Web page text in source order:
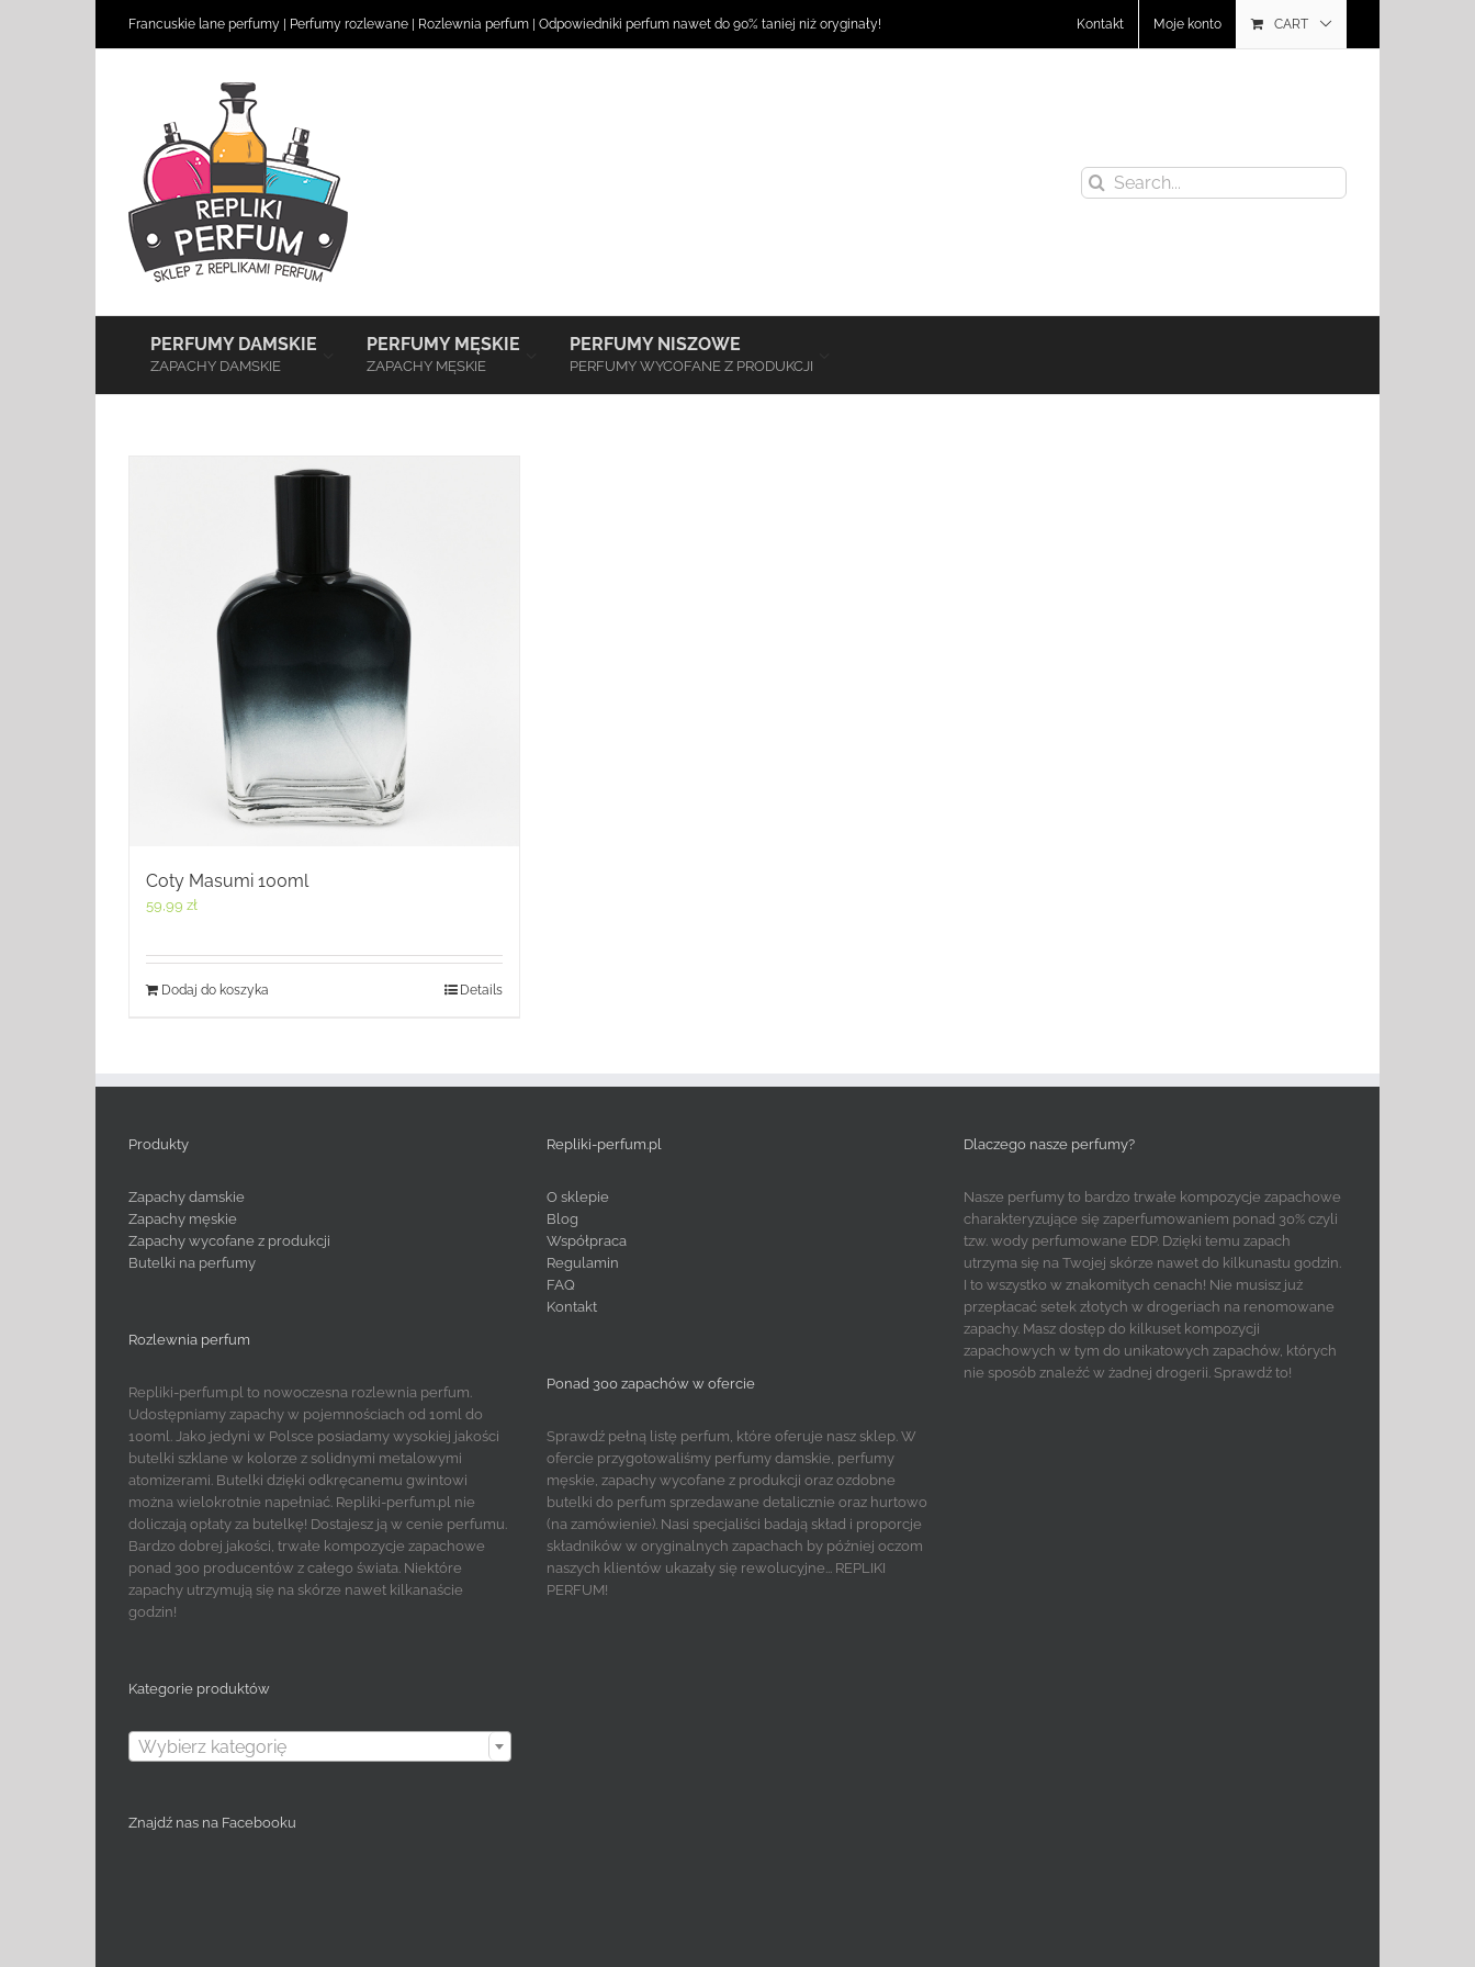
Francuskie lane perfumy Perfumy rozlewane Rozlewnia perfum Odpowiedniki perfum nawet do 90% taniej niż oryginały! Kontakt Moje konto CART
Search
for:
PERFUMY DAMSKIE
ZAPACHY DAMSKIE
PERFUMY MĘSKIE
ZAPACHY MĘSKIE
PERFUMY NISZOWE
PERFUMY WYCOFANE Z PRODUKCJI
Coty Masumi 100ml
59,99 zł
Dodaj do koszyka Details
Produkty
Zapachy damskie
Zapachy męskie
Zapachy wycofane z produkcji
Butelki na perfumy
Rozlewnia perfum
Repliki-perfum.pl to nowoczesna rozlewnia perfum.
Udostępniamy zapachy w pojemnościach od 10ml do
100ml. Jako jedyni w Polsce posiadamy wysokiej jakości
butelki szklane w kolorze z solidnymi metalowymi
atomizerami. Butelki dzięki odkręcanemu gwintowi
można wielokrotnie napełniać. Repliki-perfum.pl nie
doliczają opłaty za butelkę! Dostajesz ją w cenie perfumu.
Bardzo dobrej jakości, trwałe kompozycje zapachowe
ponad 300 producentów z całego świata. Niektóre
zapachy utrzymują się na skórze nawet kilkanaście
godzin!
Kategorie produktów
Wybierz kategorię
Znajdź nas na Facebooku
Repliki-perfum.pl
O sklepie
Blog
Współpraca
Regulamin
FAQ
Kontakt
Ponad 300 zapachów w ofercie
Sprawdź pełną listę perfum, które oferuje nasz sklep. W
ofercie przygotowaliśmy perfumy damskie, perfumy
męskie, zapachy wycofane z produkcji oraz ozdobne
butelki do perfum sprzedawane detalicznie oraz hurtowo
(na zamówienie). Nasi specjaliści badają skład i proporcje
składników w oryginalnych zapachach by później oczom
naszych klientów ukazały się rewolucyjne... REPLIKI
PERFUM!
Dlaczego nasze perfumy?
Nasze perfumy to bardzo trwałe kompozycje zapachowe
charakteryzujące się zaperfumowaniem ponad 30% czyli
tzw. wody perfumowane EDP. Dzięki temu zapach
utrzyma się na Twojej skórze nawet do kilkunastu godzin.
I to wszystko w znakomitych cenach! Nie musisz już
przepłacać setek złotych w drogeriach na renomowane
zapachy. Masz dostęp do kilkuset kompozycji
zapachowych w tym do unikatowych zapachów, których
nie sposób znaleźć w żadnej drogerii. Sprawdź to!